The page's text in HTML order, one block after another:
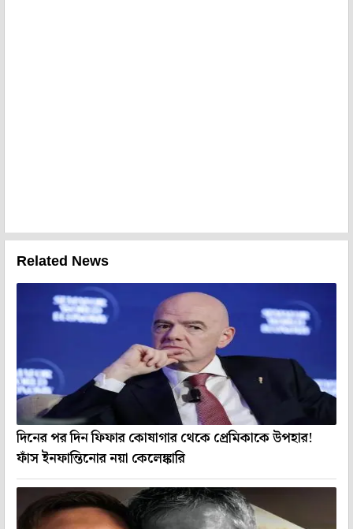
Related News
দিনের পর দিন ফিফার কোষাগার থেকে প্রেমিকাকে উপহার!
ফাঁস ইনফান্তিনোর নয়া কেলেঙ্কারি